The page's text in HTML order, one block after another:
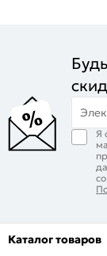
Я
Каталог товаров